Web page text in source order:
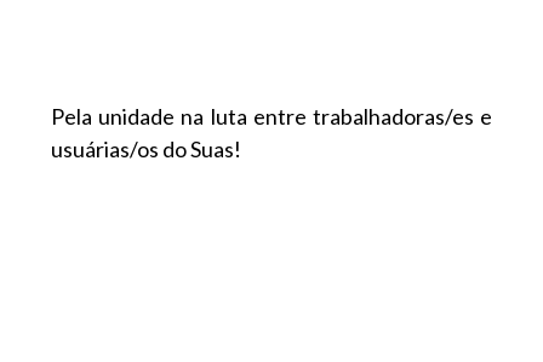
Pela unidade na luta entre trabalhadoras/es e
usuárias/os do Suas!